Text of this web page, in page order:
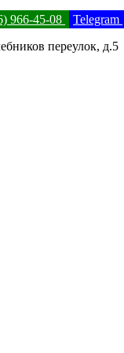
966-45-08 Telegram
переулок, д.5